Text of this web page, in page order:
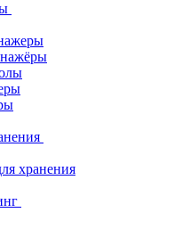
хранения